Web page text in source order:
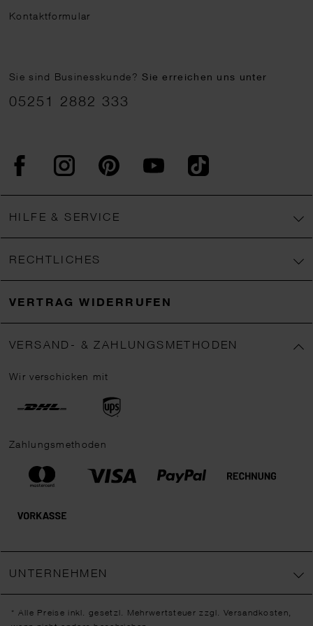
Kontaktformular
Sie sind Businesskunde?Sie erreichen uns unter
05251 2882 333
FacebookInstagram PinterestYouTubeTikTok
HILFE & SERVICE
RECHTLICHES
VERTRAG WIDERRUFEN
VERSAND- & ZAHLUNGSMETHODEN
Wir verschicken mit
Zahlungsmethoden
UNTERNEHMEN
* Alle Preise inkl. gesetzl. Mehrwertsteuer zzgl.Versandkosten,